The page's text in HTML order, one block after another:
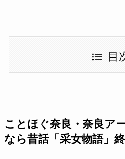
目
ことほぐ奈良・奈良ア
なら昔話「采女物語」